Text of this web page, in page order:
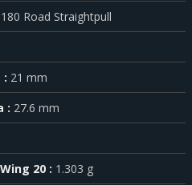
Road Straightpull
21 mm
27.6 mm
20
1.303 g